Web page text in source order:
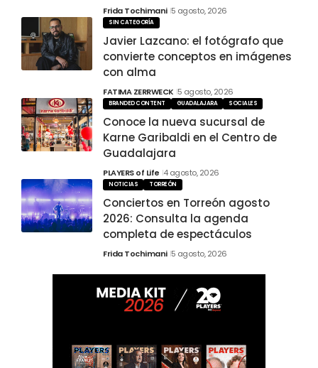
Frida Tochimani 5 agosto, 2026
SIN CATEGORÍA
Javier Lazcano: el fotógrafo que
convierte conceptos en imágenes
con alma
FATIMA ZERRWECK 5 agosto, 2026
BRANDED CONTENT GUADALAJARA SOCIALES
Conoce la nueva sucursal de
Karne Garibaldi en el Centro de
Guadalajara
PLAYERS of Life 4 agosto, 2026
NOTICIAS TORREÓN
Conciertos en Torreón agosto
2026: Consulta la agenda
completa de espectáculos
Frida Tochimani 5 agosto, 2026